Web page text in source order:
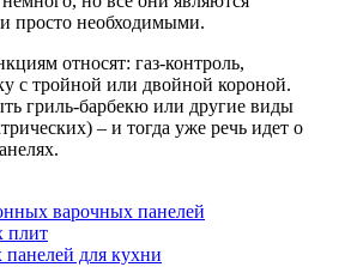
просто необходимыми.
относят: газ-контроль,
с тройной или двойной короной.
гриль-барбекю или другие виды
– и тогда уже речь идет о
варочных панелей
плит
для кухни